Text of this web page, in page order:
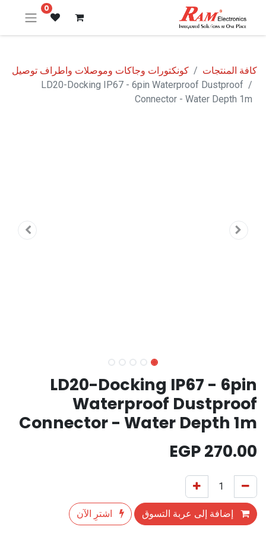
0
كافة المنتجات
كونكتورات وجاكات وموصلات واطراف توصيل
LD20-Docking IP67 - 6pin Waterproof Dustproof
Connector - Water Depth 1m
LD20-Docking IP67 - 6pin
Waterproof Dustproof
Connector - Water Depth 1m
270.00
إضافة إلى عربة التسوق اشترِ الآن